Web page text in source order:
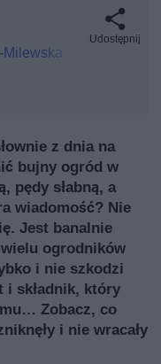
Udostępnij
z dnia na
bujny ogród w
pędy słabną, a
wiadomość? Nie
Jest banalnie
ogrodników
i nie szkodzi
składnik, który
Zobacz, co
i nie wracały